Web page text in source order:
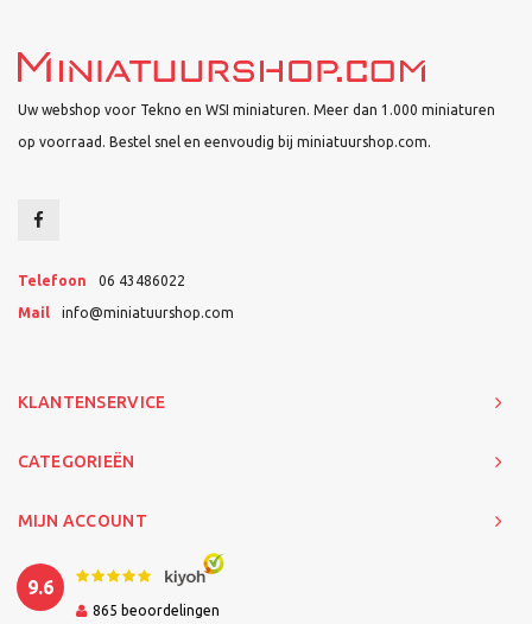
Uw webshop voor Tekno en WSI miniaturen. Meer dan 1.000 miniaturen
op voorraad. Bestel snel en eenvoudig bij miniatuurshop.com.
Telefoon 06 43486022
Mail info@miniatuurshop.com
KLANTENSERVICE
CATEGORIEËN
MIJN ACCOUNT
9.6
865 beoordelingen